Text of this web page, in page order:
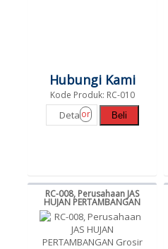
Hubungi Kami
Kode Produk: RC-010
Detailor Beli
RC-008, Perusahaan JAS
HUJAN PERTAMBANGAN